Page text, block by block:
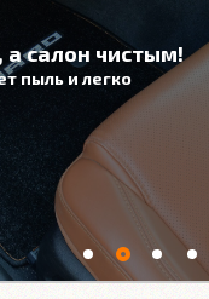
а салон чистым!
пыль и легко